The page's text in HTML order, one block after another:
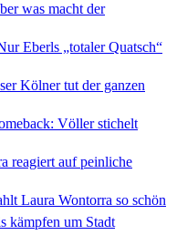
was macht der
Eberls „totaler Quatsch“
Kölner tut der ganzen
Völler stichelt
reagiert auf peinliche
Laura Wontorra so schön
kämpfen um Stadt